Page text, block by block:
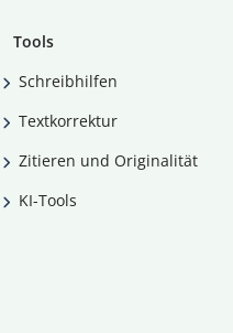
Tools
Schreibhilfen
Textkorrektur
Zitieren und Originalität
KI-Tools